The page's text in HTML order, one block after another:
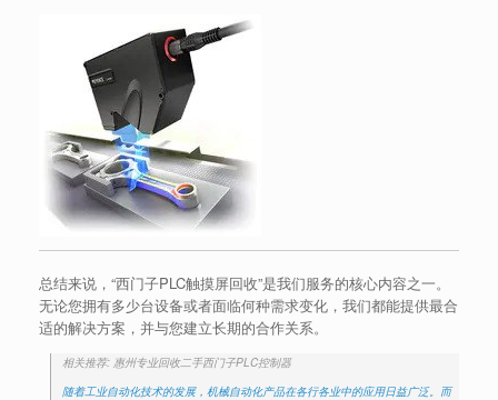
总结来说，“西门子PLC触摸屏回收”是我们服务的核心内容之一。
无论您拥有多少台设备或者面临何种需求变化，我们都能提供最合
适的解决方案，并与您建立长期的合作关系。
相关推荐: 惠州专业回收二手西门子PLC控制器
随着工业自动化技术的发展，机械自动化产品在各行各业中的应用日益广泛。而